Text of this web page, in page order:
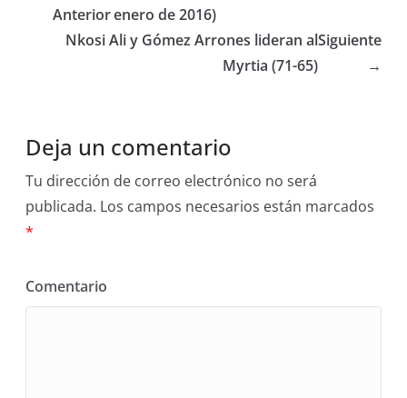
Anteriorenero de 2016)
Nkosi Ali y Gómez Arrones lideran al
Myrtia (71-65)
Siguiente
→
Deja un comentario
Tu dirección de correo electrónico no será
publicada. Los campos necesarios están marcados
*
Comentario